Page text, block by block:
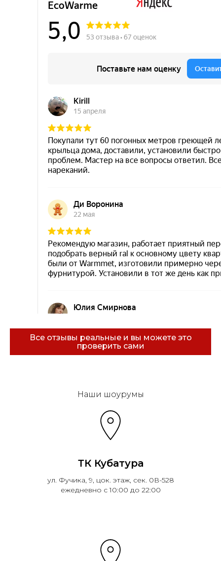
Все отзывы реальные и вы можете это
проверить сами
Наши шоурумы
ТК Кубатура
ул. Фучика, 9, цок. этаж, сек. 0В-528
ежедневно с 10:00 до 22:00